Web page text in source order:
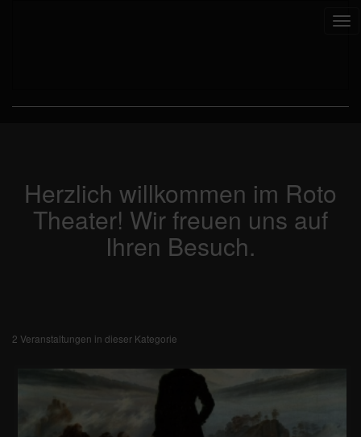
Herzlich willkommen im Roto
Theater! Wir freuen uns auf
Ihren Besuch.
2 Veranstaltungen in dieser Kategorie